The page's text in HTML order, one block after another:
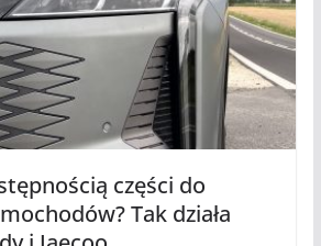
części do
Tak działa